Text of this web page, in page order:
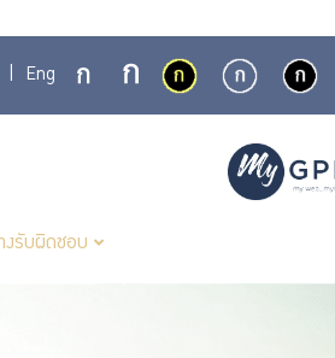
Eng
งรับผิดชอบ